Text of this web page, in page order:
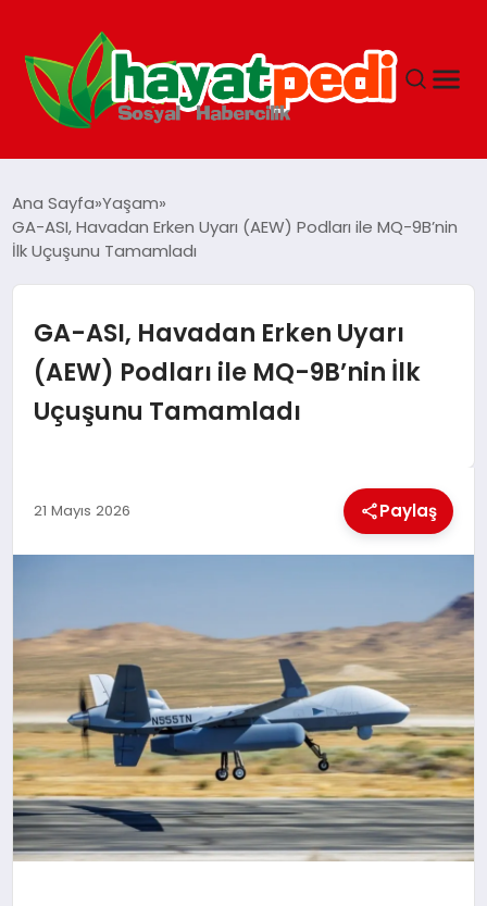
YAŞAM
GUNCEL
SAĞLIK
BESLENME
EKONOMI
TEKNOLOJI
Ana Sayfa Yaşam
GA-ASI, Havadan Erken Uyarı (AEW) Podları ile MQ-9B’nin
İlk Uçuşunu Tamamladı
GA-ASI, Havadan Erken Uyarı
(AEW) Podları ile MQ-9B’nin İlk
Uçuşunu Tamamladı
21 Mayıs 2026 Paylaş